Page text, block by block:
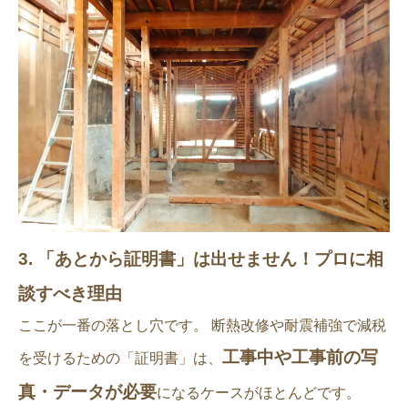
3. 「あとから証明書」は出せません！プロに相
談すべき理由
ここが一番の落とし穴です。 断熱改修や耐震補強で減税
を受けるための「証明書」は、 工事中や工事前の写
真・データが必要になるケースがほとんどです。